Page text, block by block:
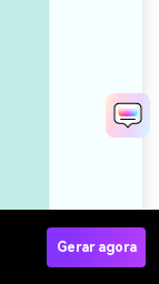
Gerar agora